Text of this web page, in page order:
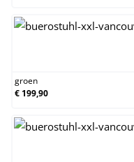
groen
€ 199,90